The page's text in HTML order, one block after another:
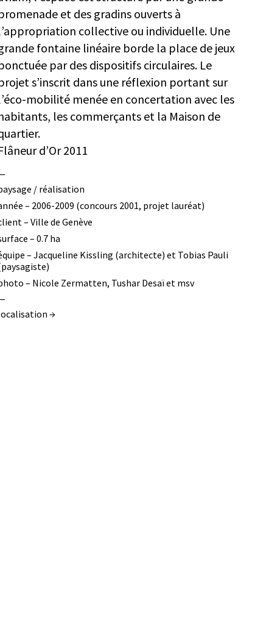
et des gradins ouverts à
collective ou individuelle. Une
fontaine linéaire borde la place de jeux
par des dispositifs circulaires. Le
s’inscrit dans une réflexion portant sur
mobilité menée en concertation avec les
les commerçants et la Maison de
d’Or 2011
/ réalisation
– 2006-2009 (concours 2001, projet lauréat)
– Ville de Genève
– 0.7 ha
– Jacqueline Kissling (architecte) et Tobias Pauli
– Nicole Zermatten, Tushar Desaï et msv
→